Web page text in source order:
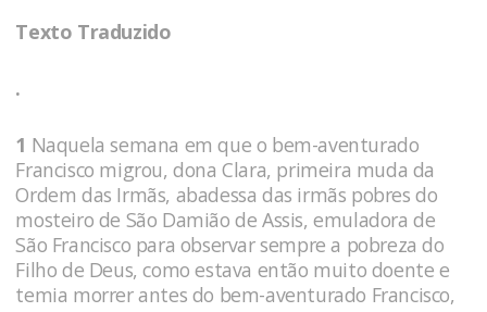
Texto Traduzido
.
1 Naquela semana em que o bem-aventurado
Francisco migrou, dona Clara, primeira muda da
Ordem das Irmãs, abadessa das irmãs pobres do
mosteiro de São Damião de Assis, emuladora de
São Francisco para observar sempre a pobreza do
Filho de Deus, como estava então muito doente e
temia morrer antes do bem-aventurado Francisco,